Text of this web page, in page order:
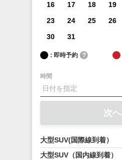
16
17 18 19
23
24 25 26
30
31
: 即時予約 ?
時間
次へ
大型SUV(国際線到着）
大型SUV（国内線到着）